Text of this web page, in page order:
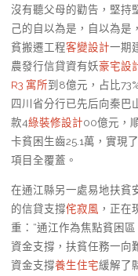
沒有聽父母的勸告，堅持
己的自以為是，自以為是
貧搬遷工程客變設計一期
農發行信貸資有妖豪宅設
R3 寓所到8億元，占比
四川省分行已先后向秦巴
款4綠裝修設計00億元，
卡貧困生齒25.1萬，實現
項目全覆蓋。
在通江縣另一處易地扶貧
的信貸支撐侘寂風 ，正在
重：“通江作為焦點貧困
資金支撐，扶貧任務一向
資金支撐養生住宅緩解了